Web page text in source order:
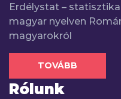
Erdélystat –
magyar nyelven
magyarokról
TOVÁBB
Rólunk